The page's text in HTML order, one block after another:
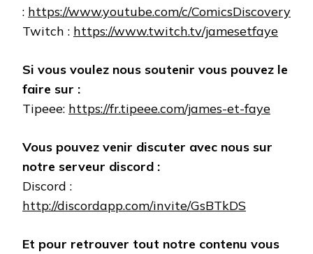
: https://www.youtube.com/c/ComicsDiscovery
Twitch : https://www.twitch.tv/jamesetfaye
Si vous voulez nous soutenir vous pouvez le
faire sur :
Tipeee: https://fr.tipeee.com/james-et-faye
Vous pouvez venir discuter avec nous sur
notre serveur discord :
Discord :
http://discordapp.com/invite/GsBTkDS
Et pour retrouver tout notre contenu vous